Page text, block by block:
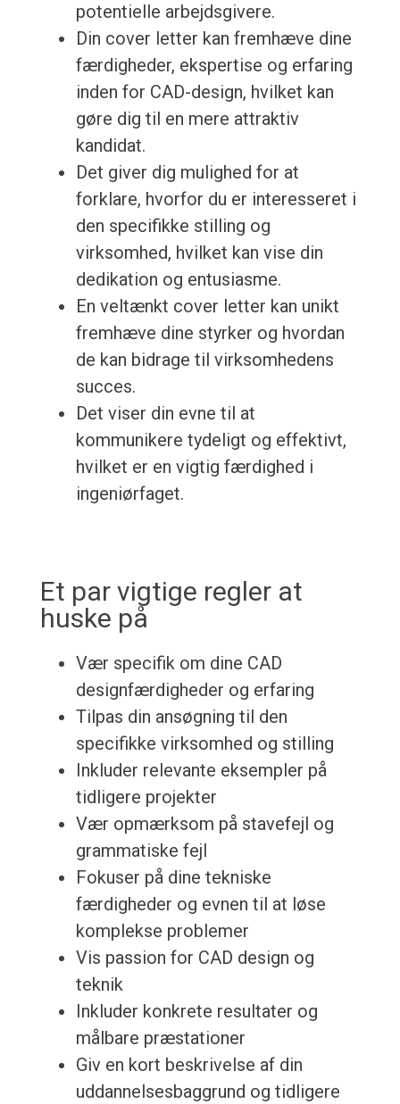
potentielle arbejdsgivere.
Din cover letter kan fremhæve dine
færdigheder, ekspertise og erfaring
inden for CAD-design, hvilket kan
gøre dig til en mere attraktiv
kandidat.
Det giver dig mulighed for at
forklare, hvorfor du er interesseret i
den specifikke stilling og
virksomhed, hvilket kan vise din
dedikation og entusiasme.
En veltænkt cover letter kan unikt
fremhæve dine styrker og hvordan
de kan bidrage til virksomhedens
succes.
Det viser din evne til at
kommunikere tydeligt og effektivt,
hvilket er en vigtig færdighed i
ingeniørfaget.
Et par vigtige regler at
huske på
Vær specifik om dine CAD
designfærdigheder og erfaring
Tilpas din ansøgning til den
specifikke virksomhed og stilling
Inkluder relevante eksempler på
tidligere projekter
Vær opmærksom på stavefejl og
grammatiske fejl
Fokuser på dine tekniske
færdigheder og evnen til at løse
komplekse problemer
Vis passion for CAD design og
teknik
Inkluder konkrete resultater og
målbare præstationer
Giv en kort beskrivelse af din
uddannelsesbaggrund og tidligere